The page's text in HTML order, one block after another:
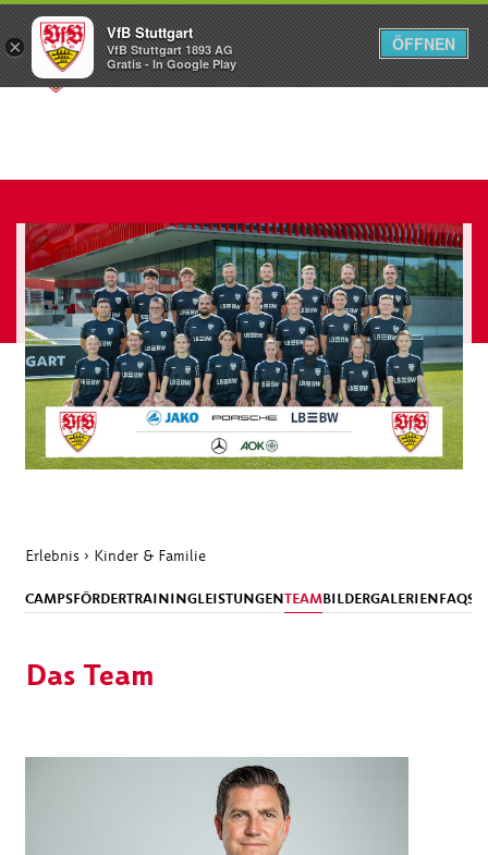
Menü
Erlebnis › Kinder & Familie
CAMPSFÖRDERTRAININGLEISTUNGENTEAMBILDERGALERIENFAQS
Das Team
×
VfB Stuttgart
VfB Stuttgart 1893 AG
Gratis - In Google Play
ÖFFNEN